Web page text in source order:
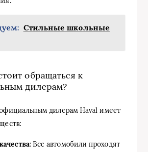
Стильные школьные
обращаться к
дилерам?
дилерам Haval имеет
Все автомобили проходят